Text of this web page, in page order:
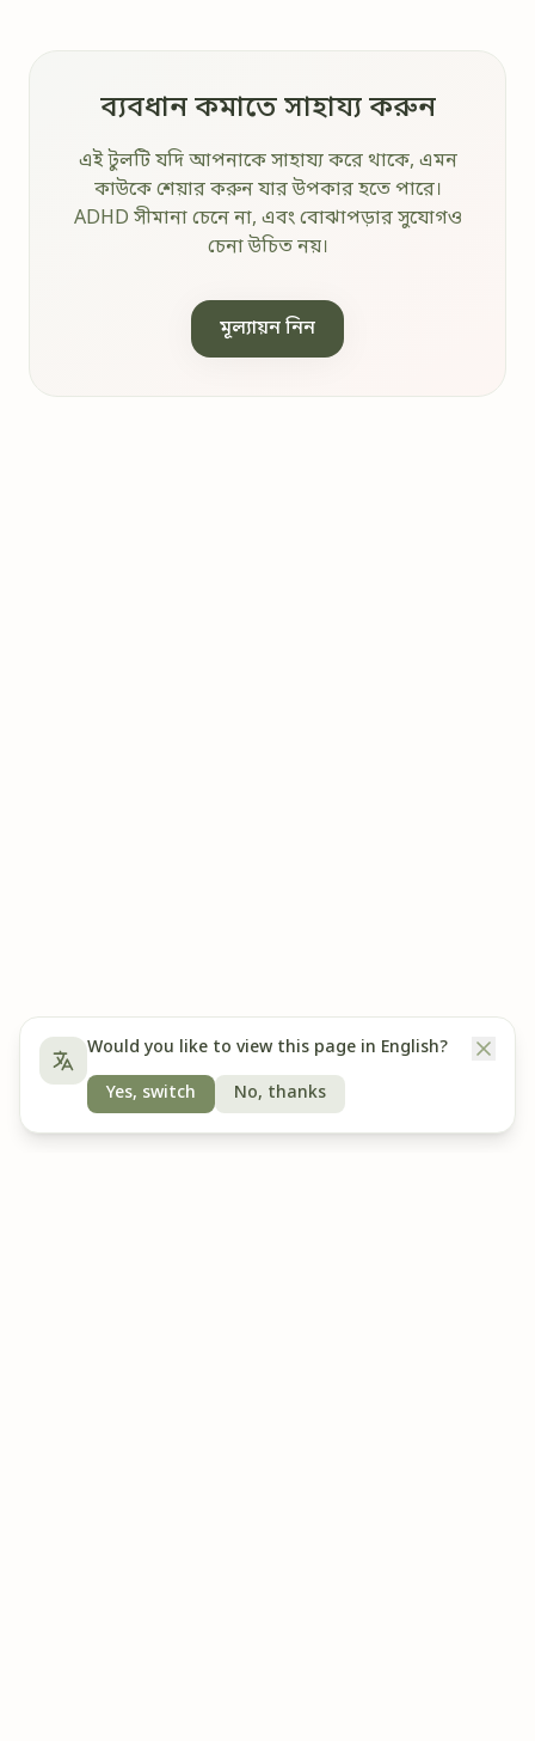
ব্যবধান কমাতে সাহায্য করুন
এই টুলটি যদি আপনাকে সাহায্য করে থাকে, এমন
কাউকে শেয়ার করুন যার উপকার হতে পারে।
ADHD সীমানা চেনে না, এবং বোঝাপড়ার সুযোগও
চেনা উচিত নয়।
মূল্যায়ন নিন
Would you like to view this page in English?
Yes, switch
No, thanks